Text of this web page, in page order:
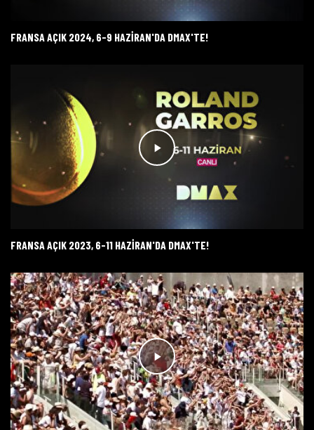
FRANSA AÇIK 2024, 6-9 HAZİRAN'DA DMAX'TE!
FRANSA AÇIK 2023, 6-11 HAZİRAN'DA DMAX'TE!